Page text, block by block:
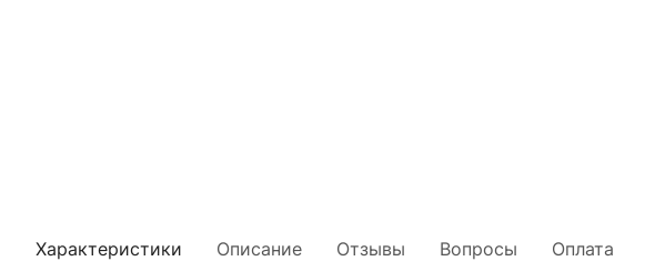
Характеристики Описание Отзывы Вопросы Оплата